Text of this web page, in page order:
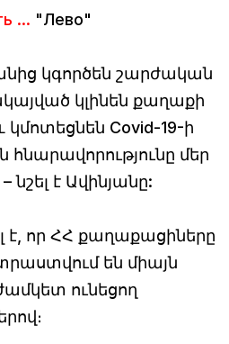
... "Лево"
կգործեն շարժական
կլինեն քաղաքի
Covid-19-ի
մեր
է Ավինյանը:
որ ՀՀ քաղաքացիները
են միայն
ունեցող